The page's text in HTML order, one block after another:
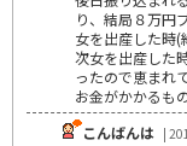
り、結局８万円
女を出産した時(
次女を出産した
ったので恵まれ
お金がかかるも
こんばんは |